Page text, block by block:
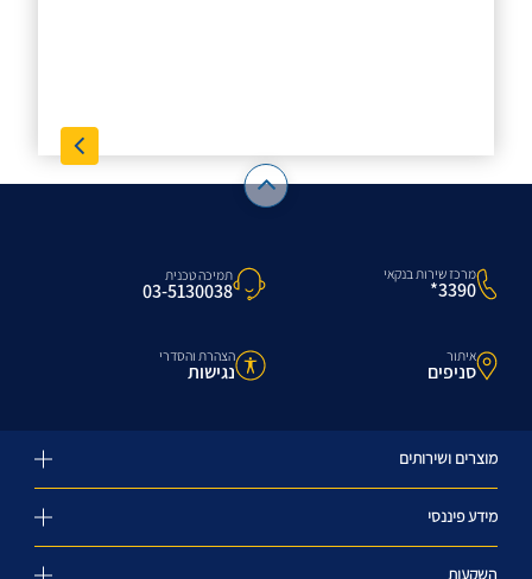
מרכז שירות בנקאי
3390*
תמיכה טכנית
03-5130038
איתור
סניפים
הצהרת והסדרי
נגישות
מוצרים ושירותים
מידע פיננסי
השקעות